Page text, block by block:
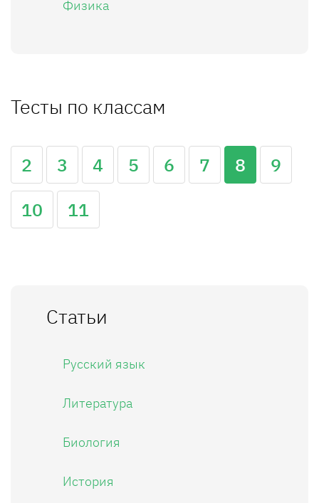
Физика
Тесты по классам
2 3 4 5 6 7 8
9
10
11
Статьи
Русский язык
Литература
Биология
История